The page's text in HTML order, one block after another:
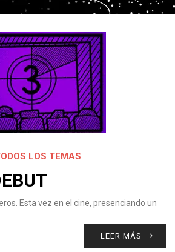
LOS TEMAS
Esta vez en el cine, presenciando un
LEER MÁS